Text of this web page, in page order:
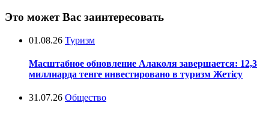
Это может Вас заинтересовать
01.08.26 Туризм
Масштабное обновление Алаколя завершается: 12,3
миллиарда тенге инвестировано в туризм Жетісу
31.07.26 Общество